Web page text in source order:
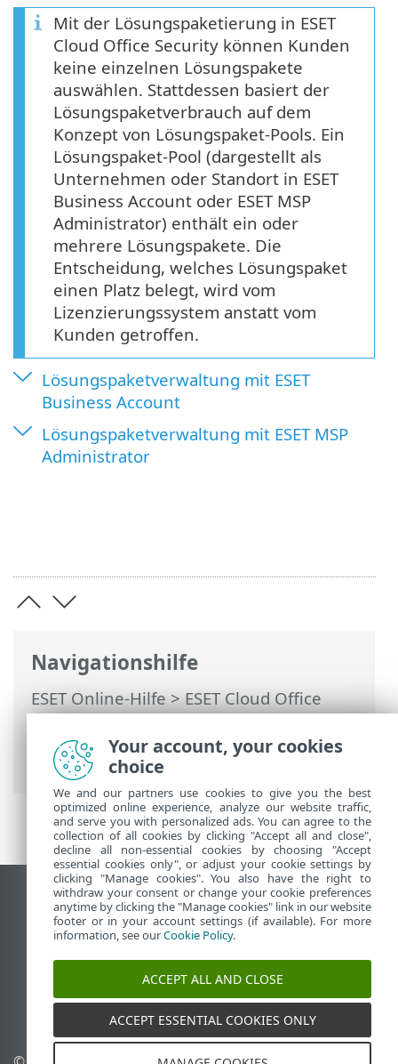
Navigationshilfe
ESET Online-Hilfe>ESET Cloud Office
Security>Navigieren in ESET Cloud
Office Security>
Lösungspaketverwaltung
Mit der Lösungspaketierung in ESET
Cloud Office Security können Kunden
keine einzelnen Lösungspakete
auswählen. Stattdessen basiert der
Lösungspaketverbrauch auf dem
Konzept von Lösungspaket-Pools. Ein
Lösungspaket-Pool (dargestellt als
Unternehmen oder Standort in ESET
Business Account oder ESET MSP
Administrator) enthält ein oder
mehrere Lösungspakete. Die
Entscheidung, welches Lösungspaket
einen Platz belegt, wird vom
Lizenzierungssystem anstatt vom
Kunden getroffen.
Lösungspaketverwaltung mit ESET
Business Account
Lösungspaketverwaltung mit ESET MSP
Administrator
Desktop-Site anzeigen
End of Life
ESET Knowledgebase
ESET-Forum
ESET Status Portal
Regionaler Support
Your account, your cookies
choice
We and our partners use cookies to give you the best
optimized online experience, analyze our website traffic,
and serve you with personalized ads. You can agree to the
collection of all cookies by clicking "Accept all and close",
decline all non-essential cookies by choosing "Accept
essential cookies only", or adjust your cookie settings by
clicking "Manage cookies". You also have the right to
withdraw your consent or change your cookie preferences
anytime by clicking the "Manage cookies" link in our website
footer or in your account settings (if available). For more
information, see ourCookie Policy.
ACCEPT ALL AND CLOSE
ACCEPT ESSENTIAL COOKIES ONLY